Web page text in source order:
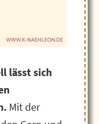
lässt sich
Mit der